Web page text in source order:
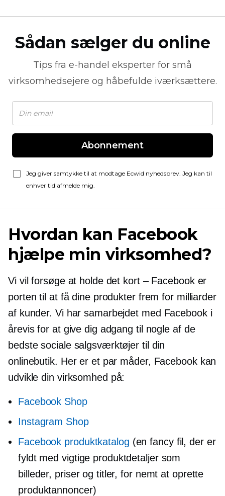
Sådan sælger du online
Tips fra e-handel eksperter for små
virksomhedsejere og håbefulde iværksættere.
Abonnement
Jeg giver samtykke til at modtage Ecwid nyhedsbrev. Jeg kan til
enhver tid afmelde mig.
Hvordan kan Facebook
hjælpe min virksomhed?
Vi vil forsøge at holde det kort – Facebook er
porten til at få dine produkter frem for milliarder
af kunder. Vi har samarbejdet med Facebook i
årevis for at give dig adgang til nogle af de
bedste sociale salgsværktøjer til din
onlinebutik. Her er et par måder, Facebook kan
udvikle din virksomhed på:
Facebook Shop
Instagram Shop
Facebook produktkatalog (en fancy fil, der er
fyldt med vigtige produktdetaljer som
billeder, priser og titler, for nemt at oprette
produktannoncer)